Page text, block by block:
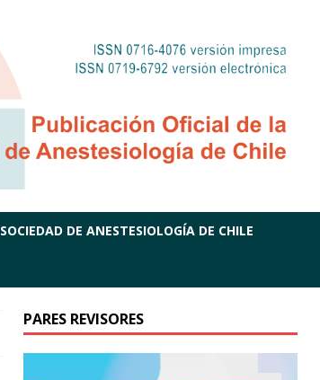
SOCIEDAD DE ANESTESIOLOGÍA DE CHILE
PARES REVISORES